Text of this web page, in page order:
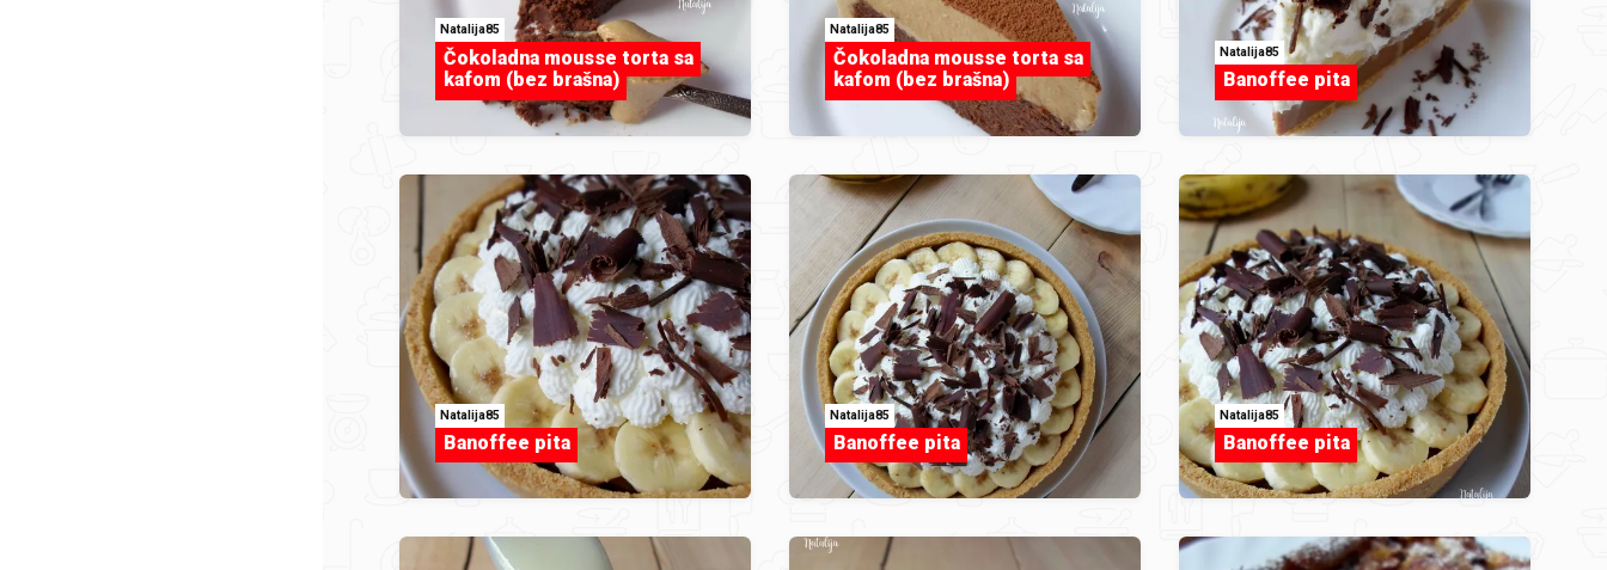
Natalija85
Čokoladna mousse torta sa
kafom (bez brašna)
Natalija85
Čokoladna mousse torta sa
kafom (bez brašna)
Natalija85
Banoffee pita
Natalija85
Banoffee pita
Natalija85
Banoffee pita
Natalija85
Banoffee pita